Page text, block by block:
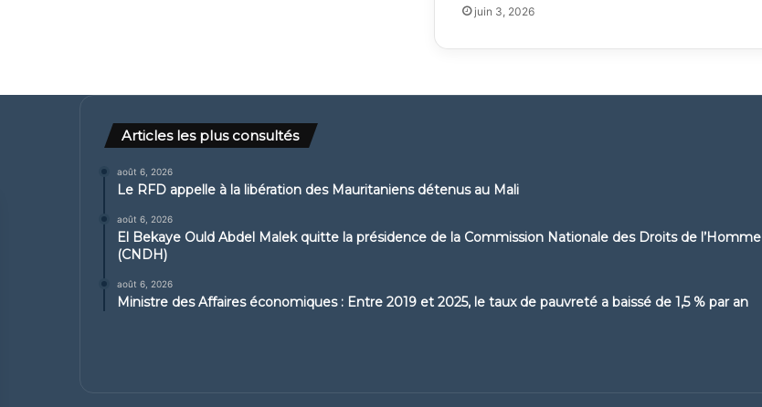
juin 3, 2026
Articles les plus consultés
août 6, 2026
Le RFD appelle à la libération des Mauritaniens détenus au Mali
août 6, 2026
El Bekaye Ould Abdel Malek quitte la présidence de la Commission Nationale des Droits de l’Homme
(CNDH)
août 6, 2026
Ministre des Affaires économiques : Entre 2019 et 2025, le taux de pauvreté a baissé de 1,5 % par an